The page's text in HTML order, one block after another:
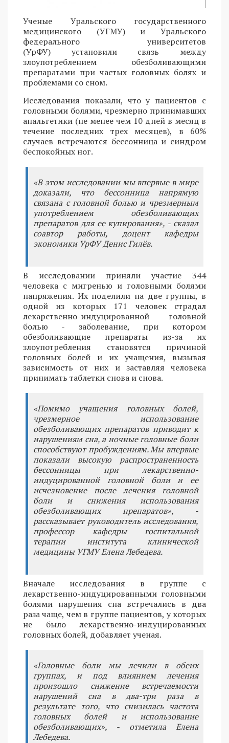
Ученые Уральского государственного
медицинского (УГМУ) и Уральского
федерального университетов
(УрФУ) установили связь между
злоупотреблением обезболивающими
препаратами при частых головных болях и
проблемами со сном.
Исследования показали, что у пациентов с
головными болями, чрезмерно принимавших
анальгетики (не менее чем 10 дней в месяц в
течение последних трех месяцев), в 60%
случаев встречаются бессонница и синдром
беспокойных ног.
«В этом исследовании мы впервые в мире
доказали, что бессонница напрямую
связана с головной болью и чрезмерным
употреблением обезболивающих
препаратов для ее купирования», - сказал
соавтор работы, доцент кафедры
экономики УрФУ Денис Гилёв.
В исследовании приняли участие 344
человека с мигренью и головными болями
напряжения. Их поделили на две группы, в
одной из которых 171 человек страдал
лекарственно-индуцированной головной
болью - заболевание, при котором
обезболивающие препараты из-за их
злоупотребления становятся причиной
головных болей и их учащения, вызывая
зависимость от них и заставляя человека
принимать таблетки снова и снова.
«Помимо учащения головных болей,
чрезмерное использование
обезболивающих препаратов приводит к
нарушениям сна, а ночные головные боли
способствуют пробуждениям. Мы впервые
показали высокую распространенность
бессонницы при лекарственно-
индуцированной головной боли и ее
исчезновение после лечения головной
боли и снижения использования
обезболивающих препаратов», -
рассказывает руководитель исследования,
профессор кафедры госпитальной
терапии института клинической
медицины УГМУ Елена Лебедева.
Вначале исследования в группе с
лекарственно-индуцированными головными
болями нарушения сна встречались в два
раза чаще, чем в группе пациентов, у которых
не было лекарственно-индуцированных
головных болей, добавляет ученая.
«Головные боли мы лечили в обеих
группах, и под влиянием лечения
произошло снижение встречаемости
нарушений сна в два-три раза в
результате того, что снизилась частота
головных болей и использование
обезболивающих», - отметила Елена
Лебедева.